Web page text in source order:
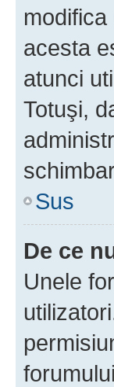
acesta
atunci
Totuşi,
Sus
De ce
Unele